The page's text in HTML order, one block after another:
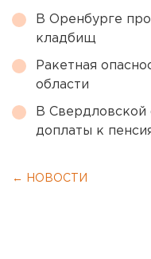
В Оренбурге
кладбищ
Ракетная
области
В Свердловской
доплаты к
← НОВОСТИ